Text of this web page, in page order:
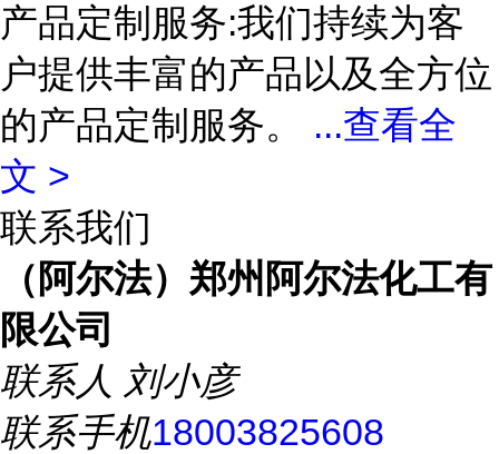
产品定制服务:我们持续为客
户提供丰富的产品以及全方位
的产品定制服务。 ...查看全
文 >
联系我们
（阿尔法）郑州阿尔法化工有
限公司
联系人 刘小彦
联系手机18003825608